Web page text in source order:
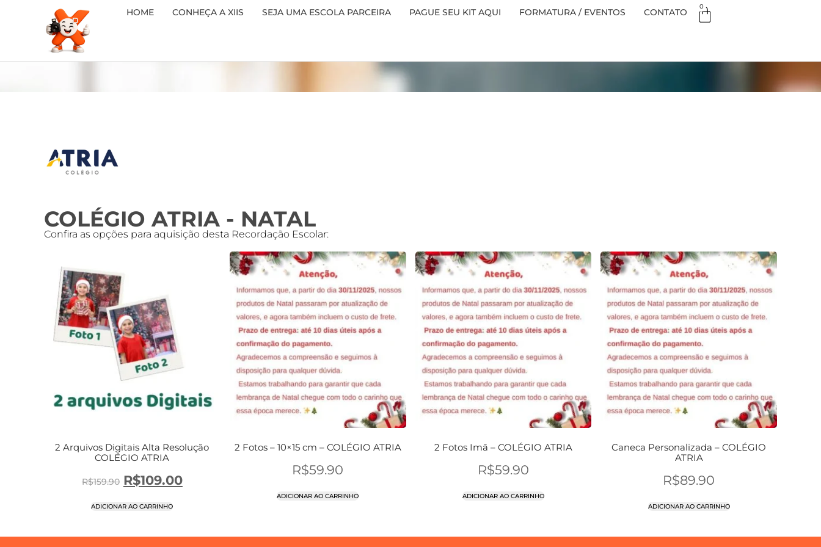
HOME CONHEÇA A XIIS SEJA UMA ESCOLA PARCEIRA PAGUE SEU KIT AQUI FORMATURA / EVENTOS CONTATO
0
COLÉGIO ATRIA - NATAL
Confira as opções para aquisição desta Recordação Escolar:
2 Arquivos Digitais Alta Resolução
COLÉGIO ATRIA
R$159.90 R$109.00
ADICIONAR AO CARRINHO
2 Fotos – 10×15 cm – COLÉGIO ATRIA
R$59.90
ADICIONAR AO CARRINHO
2 Fotos Imã – COLÉGIO ATRIA
R$59.90
ADICIONAR AO CARRINHO
Caneca Personalizada – COLÉGIO
ATRIA
R$89.90
ADICIONAR AO CARRINHO